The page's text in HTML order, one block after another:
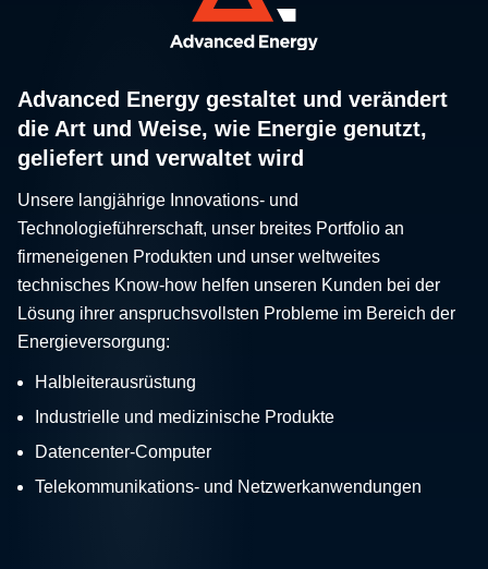
Advanced Energy gestaltet und verändert
die Art und Weise, wie Energie genutzt,
geliefert und verwaltet wird
Unsere langjährige Innovations- und
Technologieführerschaft, unser breites Portfolio an
firmeneigenen Produkten und unser weltweites
technisches Know-how helfen unseren Kunden bei der
Lösung ihrer anspruchsvollsten Probleme im Bereich der
Energieversorgung:
Halbleiterausrüstung
Industrielle und medizinische Produkte
Datencenter-Computer
Telekommunikations- und Netzwerkanwendungen